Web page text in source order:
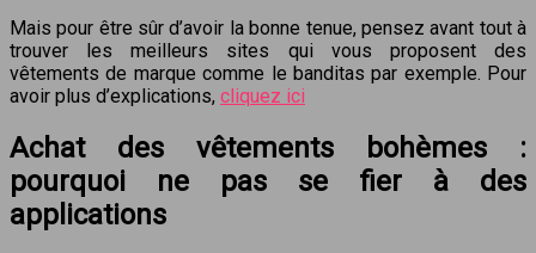
Mais pour être sûr d’avoir la bonne tenue, pensez avant tout à
trouver les meilleurs sites qui vous proposent des
vêtements de marque comme le banditas par exemple. Pour
avoir plus d’explications, cliquez ici
Achat des vêtements bohèmes :
pourquoi ne pas se fier à des
applications